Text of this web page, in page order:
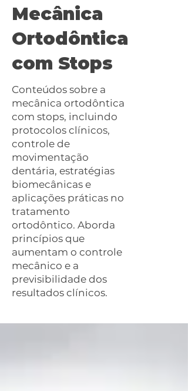
Mecânica
Ortodôntica
com Stops
Conteúdos sobre a
mecânica ortodôntica
com stops, incluindo
protocolos clínicos,
controle de
movimentação
dentária, estratégias
biomecânicas e
aplicações práticas no
tratamento
ortodôntico. Aborda
princípios que
aumentam o controle
mecânico e a
previsibilidade dos
resultados clínicos.